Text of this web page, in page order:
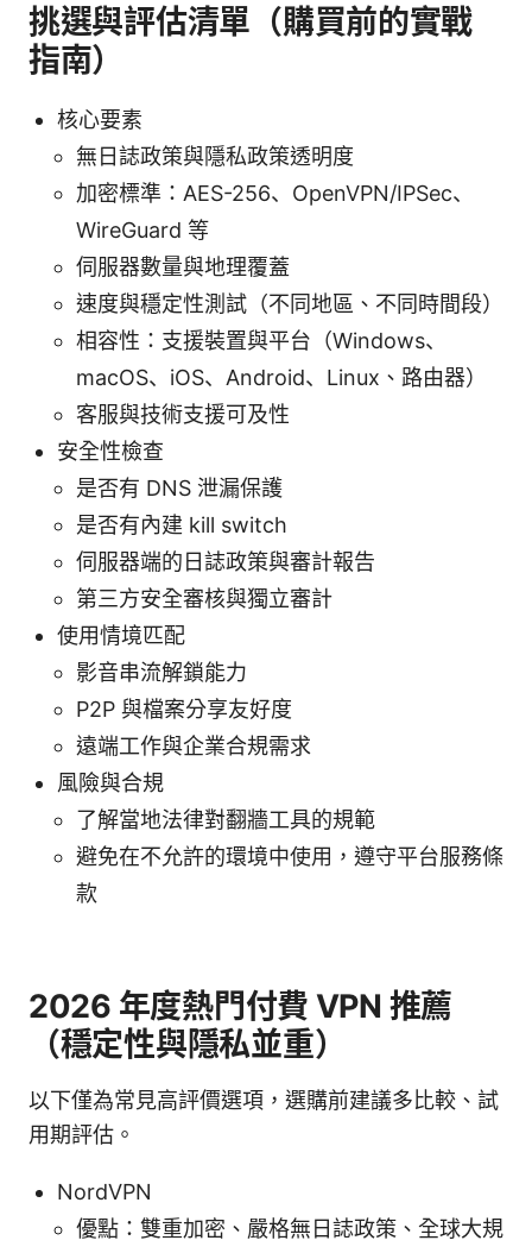
挑選與評估清單（購買前的實戰
指南）
核心要素
無日誌政策與隱私政策透明度
加密標準：AES-256、OpenVPN/IPSec、
WireGuard 等
伺服器數量與地理覆蓋
速度與穩定性測試（不同地區、不同時間段）
相容性：支援裝置與平台（Windows、
macOS、iOS、Android、Linux、路由器）
客服與技術支援可及性
安全性檢查
是否有 DNS 泄漏保護
是否有內建 kill switch
伺服器端的日誌政策與審計報告
第三方安全審核與獨立審計
使用情境匹配
影音串流解鎖能力
P2P 與檔案分享友好度
遠端工作與企業合規需求
風險與合規
了解當地法律對翻牆工具的規範
避免在不允許的環境中使用，遵守平台服務條
款
2026 年度熱門付費 VPN 推薦
（穩定性與隱私並重）
以下僅為常見高評價選項，選購前建議多比較、試
用期評估。
NordVPN
優點：雙重加密、嚴格無日誌政策、全球大規